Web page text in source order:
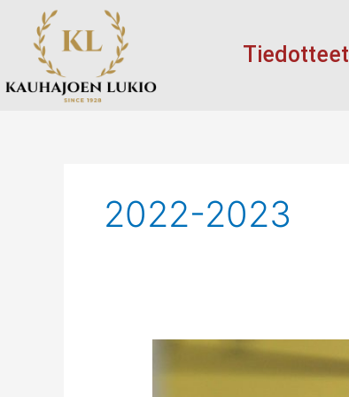
sisältöön
Tiedotteet
2022-2023
Lukuvuoden